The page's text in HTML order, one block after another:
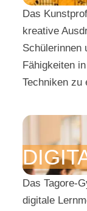
Das
kreative
Schülerinnen
Fähigkeiten
Techniken zu
Das Tagore-
digitale